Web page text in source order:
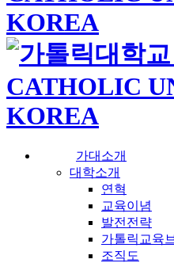
가대소개
대학소개
연혁
교육이념
발전전략
가톨릭교육
조직도